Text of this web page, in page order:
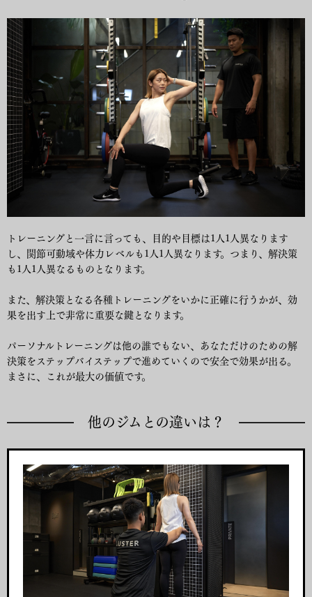
トレーニングと一言に言っても、目的や目標は1人1人異なります
し、関節可動域や体力レベルも1人1人異なります。つまり、解決策
も1人1人異なるものとなります。
また、解決策となる各種トレーニングをいかに正確に行うかが、効
果を出す上で非常に重要な鍵となります。
パーソナルトレーニングは他の誰でもない、あなただけのための解
決策をステップバイステップで進めていくので安全で効果が出る。
まさに、これが最大の価値です。
他のジムとの違いは ？